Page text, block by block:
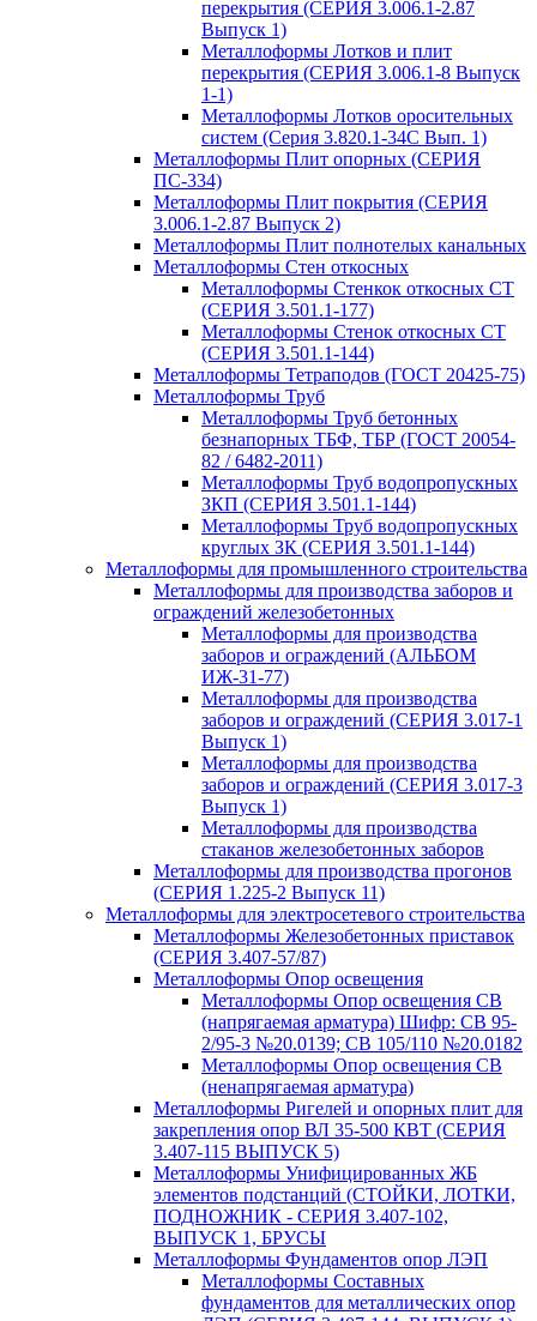
перекрытия (СЕРИЯ 3.006.1-2.87
Выпуск 1)
Металлоформы Лотков и плит
перекрытия (СЕРИЯ 3.006.1-8 Выпуск
1-1)
Металлоформы Лотков оросительных
систем (Серия 3.820.1-34С Вып. 1)
Металлоформы Плит опорных (СЕРИЯ
ПС-334)
Металлоформы Плит покрытия (СЕРИЯ
3.006.1-2.87 Выпуск 2)
Металлоформы Плит полнотелых канальных
Металлоформы Стен откосных
Металлоформы Стенкок откосных СТ
(СЕРИЯ 3.501.1-177)
Металлоформы Стенок откосных СТ
(СЕРИЯ 3.501.1-144)
Металлоформы Тетраподов (ГОСТ 20425-75)
Металлоформы Труб
Металлоформы Труб бетонных
безнапорных ТБФ, ТБР (ГОСТ 20054-
82 / 6482-2011)
Металлоформы Труб водопропускных
ЗКП (СЕРИЯ 3.501.1-144)
Металлоформы Труб водопропускных
круглых ЗК (СЕРИЯ 3.501.1-144)
Металлоформы для промышленного строительства
Металлоформы для производства заборов и
ограждений железобетонных
Металлоформы для производства
заборов и ограждений (АЛЬБОМ
ИЖ-31-77)
Металлоформы для производства
заборов и ограждений (СЕРИЯ 3.017-1
Выпуск 1)
Металлоформы для производства
заборов и ограждений (СЕРИЯ 3.017-3
Выпуск 1)
Металлоформы для производства
стаканов железобетонных заборов
Металлоформы для производства прогонов
(СЕРИЯ 1.225-2 Выпуск 11)
Металлоформы для электросетевого строительства
Металлоформы Железобетонных приставок
(СЕРИЯ 3.407-57/87)
Металлоформы Опор освещения
Металлоформы Опор освещения СВ
(напрягаемая арматура) Шифр: СВ 95-
2/95-3 №20.0139; СВ 105/110 №20.0182
Металлоформы Опор освещения СВ
(ненапрягаемая арматура)
Металлоформы Ригелей и опорных плит для
закрепления опор ВЛ 35-500 КВТ (СЕРИЯ
3.407-115 ВЫПУСК 5)
Металлоформы Унифицированных ЖБ
элементов подстанций (СТОЙКИ, ЛОТКИ,
ПОДНОЖНИК - СЕРИЯ 3.407-102,
ВЫПУСК 1, БРУСЫ
Металлоформы Фундаментов опор ЛЭП
Металлоформы Составных
фундаментов для металлических опор